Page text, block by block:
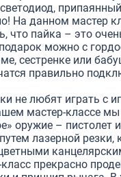
На данном мастер
что пайка – это
можно с
сестренке или
правильно
не любят играть с
мастер-классе мы
оружие – пистолет
лазерной резки,
прекрасно